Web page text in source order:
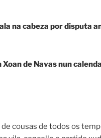
na cabeza por disputa
Xoan de Navas nun
cousas de todos os